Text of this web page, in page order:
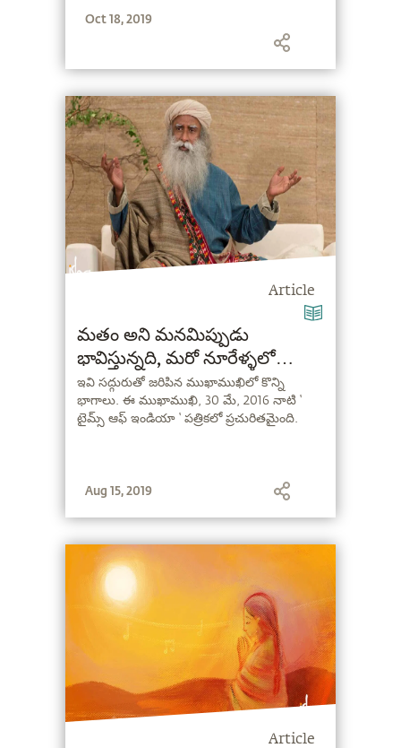
Oct 18, 2019
Article
మతం అని మనమిప్పుడు
భావిస్తున్నది, మరో నూరేళ్ళలో
క్షీణించిపోతుంది!
ఇవి సద్గురుతో జరిపిన ముఖాముఖిలో కొన్ని
భాగాలు. ఈ ముఖాముఖి, 30 మే, 2016 నాటి ‘
టైమ్స్ ఆఫ్ ఇండియా ‘ పత్రికలో ప్రచురితమైంది.
Aug 15, 2019
Article